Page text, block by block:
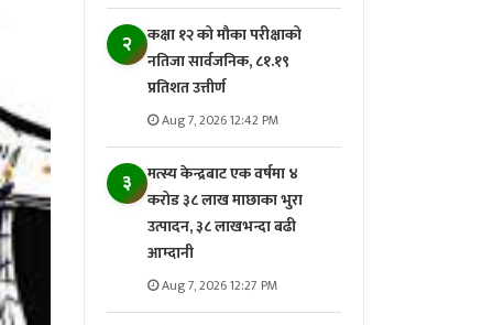
२
कक्षा १२ को मौका परीक्षाको
नतिजा सार्वजनिक, ८१.१९
प्रतिशत उत्तीर्ण
Aug 7, 2026 12:42 PM
३
मत्स्य केन्द्रबाट एक वर्षमा ४
करोड ३८ लाख माछाका भुरा
उत्पादन, ३८ लाखभन्दा बढी
आम्दानी
Aug 7, 2026 12:27 PM